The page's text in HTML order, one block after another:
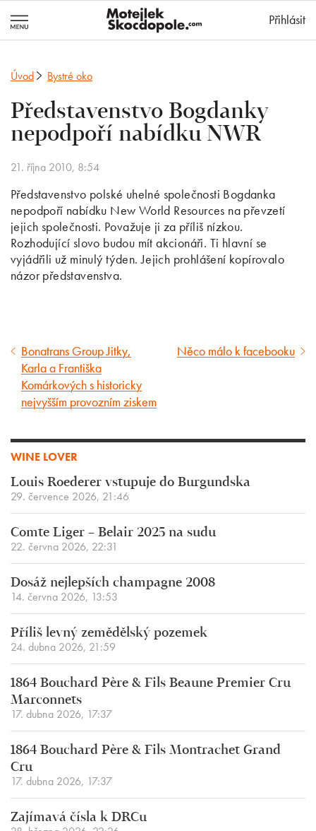
Přihlásit
Úvod Bystré oko
Představenstvo Bogdanky
nepodpoří nabídku NWR
21. října 2010, 8:54
Představenstvo polské uhelné společnosti Bogdanka
nepodpoří nabídku New World Resources na převzetí
jejich společnosti. Považuje ji za příliš nízkou.
Rozhodující slovo budou mít akcionáři. Ti hlavní se
vyjádřili už minulý týden. Jejich prohlášení kopírovalo
názor představenstva.
Předcházející
článek
Bonatrans Group Jitky,
Karla a Františka
Komárkových s historicky
nejvyšším provozním ziskem
Následující
Něco málo k facebooku
WINE LOVER
Louis Roederer vstupuje do Burgundska
29. července 2026, 21:46
Comte Liger – Belair 2025 na sudu
22. června 2026, 22:31
Dosáž nejlepších champagne 2008
14. června 2026, 13:53
Příliš levný zemědělský pozemek
24. dubna 2026, 21:59
1864 Bouchard Père & Fils Beaune Premier Cru
Marconnets
17. dubna 2026, 17:37
1864 Bouchard Père & Fils Montrachet Grand
Cru
17. dubna 2026, 17:37
Zajímavá čísla k DRCu